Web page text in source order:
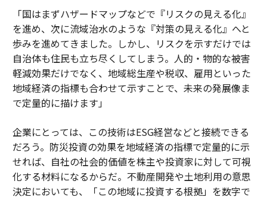
「国はまずハザードマップなどで『リスクの見える化』
を進め、次に流域治水のような『対策の見える化』へと
歩みを進めてきました。しかし、リスクを示すだけでは
自治体も住民も立ち尽くしてしまう。人的・物的な被害
軽減効果だけでなく、地域総生産や税収、雇用といった
地域経済の指標も合わせて示すことで、未来の発展像ま
で定量的に描けます」
企業にとっては、この技術はESG経営などと接続できる
だろう。防災投資の効果を地域経済の指標で定量的に示
せれば、自社の社会的価値を株主や投資家に対して可視
化する材料になるからだ。不動産開発や土地利用の意思
決定においても、「この地域に投資する根拠」を数字で